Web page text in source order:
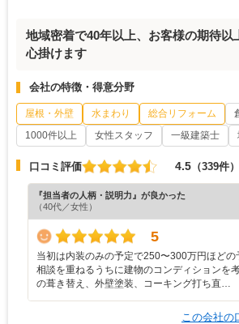
地域密着で40年以上、お客様の期待以
心掛けます
会社の特徴・得意分野
屋根・外壁 水まわり 総合リフォーム
1000件以上
女性スタッフ 一級建築士
口コミ評価 4.5 （339件）
『担当者の人柄・説明力』が良かった
（40代／女性）
5
当初は内装のみの予定で250〜300万円ほどの
相談を重ねるうちに建物のコンディションを
の葺き替え、外壁塗装、コーキング打ち直…
この会社の